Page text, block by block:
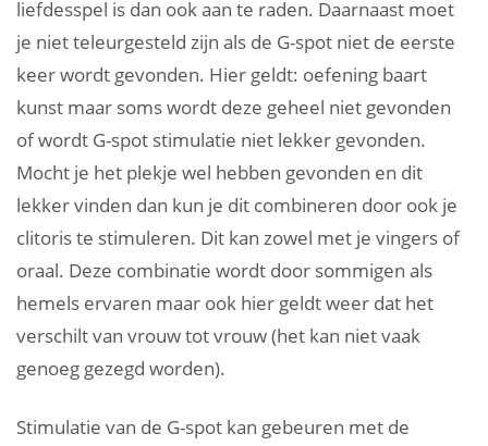
liefdesspel is dan ook aan te raden. Daarnaast moet
je niet teleurgesteld zijn als de G-spot niet de eerste
keer wordt gevonden. Hier geldt: oefening baart
kunst maar soms wordt deze geheel niet gevonden
of wordt G-spot stimulatie niet lekker gevonden.
Mocht je het plekje wel hebben gevonden en dit
lekker vinden dan kun je dit combineren door ook je
clitoris te stimuleren. Dit kan zowel met je vingers of
oraal. Deze combinatie wordt door sommigen als
hemels ervaren maar ook hier geldt weer dat het
verschilt van vrouw tot vrouw (het kan niet vaak
genoeg gezegd worden).
Stimulatie van de G-spot kan gebeuren met de